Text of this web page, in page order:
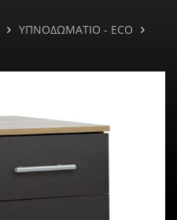
ΥΠΝΟΔΩΜΑΤΙΟ - ECO